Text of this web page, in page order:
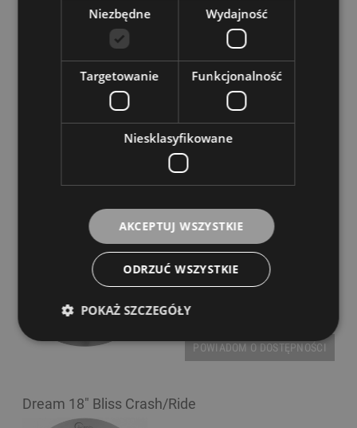
Anatolian 18" Diamond Circle NU Crash-Ride
Talerz perkusyjny
Dostępność:
POWIADOM O DOSTĘPNOŚCI
Anatolian 19" Diamond Crash-Ride Talerz
perkusyjny
Dostępność:
POWIADOM O DOSTĘPNOŚCI
Dream 18" Bliss Crash/Ride
Niezbędne Wydajność
Targetowanie Funkcjonalność
Niesklasyfikowane
AKCEPTUJ WSZYSTKIE
ODRZUĆ WSZYSTKIE
POKAŻ SZCZEGÓŁY